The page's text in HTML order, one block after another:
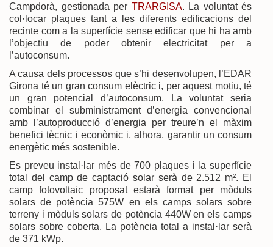
Campdorà, gestionada per TRARGISA. La voluntat és
col·locar plaques tant a les diferents edificacions del
recinte com a la superfície sense edificar que hi ha amb
l’objectiu de poder obtenir electricitat per a
l’autoconsum.
A causa dels processos que s’hi desenvolupen, l’EDAR
Girona té un gran consum elèctric i, per aquest motiu, té
un gran potencial d’autoconsum. La voluntat seria
combinar el subministrament d’energia convencional
amb l’autoproducció d’energia per treure’n el màxim
benefici tècnic i econòmic i, alhora, garantir un consum
energètic més sostenible.
Es preveu instal·lar més de 700 plaques i la superfície
total del camp de captació solar serà de 2.512 m². El
camp fotovoltaic proposat estarà format per mòduls
solars de potència 575W en els camps solars sobre
terreny i mòduls solars de potència 440W en els camps
solars sobre coberta. La potència total a instal·lar serà
de 371 kWp.